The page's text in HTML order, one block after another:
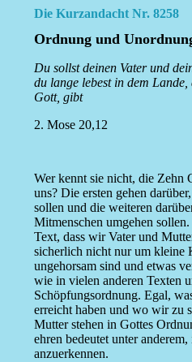
Die Kurzandacht Nr. 8258
Ordnung und
Du sollst deinen Vater und
du lange lebest in dem
Gott, gibt
2. Mose 20,12
Wer kennt sie nicht, die Zehn
uns? Die ersten gehen
sollen und die weiteren
Mitmenschen umgehen
Text, dass wir Vater und
sicherlich nicht nur um kleine
ungehorsam sind und etwas
wie in vielen anderen Texten
Schöpfungsordnung. Egal,
erreicht haben und wo wir zu
Mutter stehen in Gottes
ehren bedeutet unter
anzuerkennen.